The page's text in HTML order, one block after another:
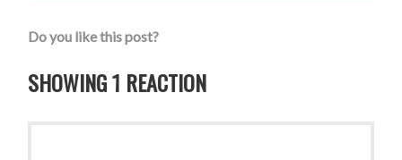
Do you like this post?
SHOWING 1 REACTION